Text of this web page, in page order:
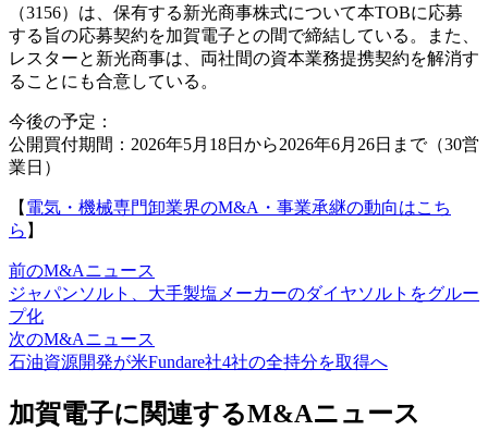
（3156）は、保有する新光商事株式について本TOBに応募
する旨の応募契約を加賀電子との間で締結している。また、
レスターと新光商事は、両社間の資本業務提携契約を解消す
ることにも合意している。
今後の予定：
公開買付期間：2026年5月18日から2026年6月26日まで（30営
業日）
【 電気・機械専門卸業界のM&A・事業承継の動向はこち
ら 】
前のM&Aニュース
ジャパンソルト、大手製塩メーカーのダイヤソルトをグルー
プ化
次のM&Aニュース
石油資源開発が米Fundare社4社の全持分を取得へ
加賀電子に関連するM&Aニュース